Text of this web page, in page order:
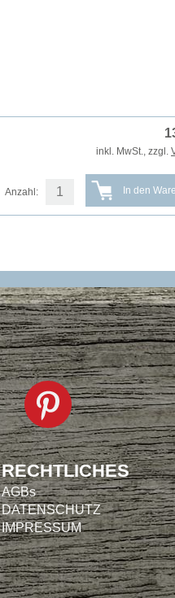
inkl. MwSt., zzgl.
Anzahl:
RECHTLICHES
AGBs
DATENSCHUTZ
IMPRESSUM